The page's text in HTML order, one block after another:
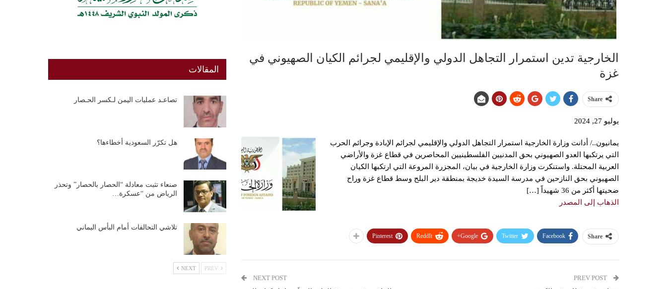
الخارجية تدين استمرار التجاهل الدولي والإقليمي لجرائم الكيان الصهيوني في
غزة
Share
يوليو 27, 2024
يمانيون../ أدانت وزارة الخارجية استمرار التجاهل الدولي والإقليمي لجرائم الإبادة وجرائم الحرب
التي يرتكبها العدو الصهيوني بحق المدنيين الفلسطينيين المحاصرين في قطاع غزة والأراضي
العربية المحتلة. واستنكرت وزارة الخارجية في بيان، المجزرة المروعة التي ارتكبها الكيان
الصهيوني بحق النازحين في مدرسة السيدة خديجة بمنطقة دير البلح وسط قطاع غزة وراح
ضحيتها أكثر من 36 شهيداً […]
الذهاب إلى المصدر
Share
Facebook
Twitter
Google+
ReddIt
Pinterest
NEXT POST
المقالات
تصاعـد عمليات اليمن لـكسر الحـصار
هل تكرّر السعودية أخطاءها؟
صنعاء تثبت معادلة “الحصار بالحصار” وتحذر
الرياض من “عسكرة…
تلاشي التحالفات أمام البأس اليماني
NEXT